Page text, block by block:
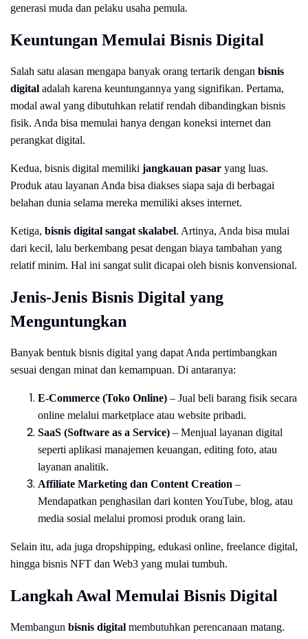
generasi muda dan pelaku usaha pemula.
Keuntungan Memulai Bisnis Digital
Salah satu alasan mengapa banyak orang tertarik dengan bisnis
digital adalah karena keuntungannya yang signifikan. Pertama,
modal awal yang dibutuhkan relatif rendah dibandingkan bisnis
fisik. Anda bisa memulai hanya dengan koneksi internet dan
perangkat digital.
Kedua, bisnis digital memiliki jangkauan pasar yang luas.
Produk atau layanan Anda bisa diakses siapa saja di berbagai
belahan dunia selama mereka memiliki akses internet.
Ketiga, bisnis digital sangat skalabel. Artinya, Anda bisa mulai
dari kecil, lalu berkembang pesat dengan biaya tambahan yang
relatif minim. Hal ini sangat sulit dicapai oleh bisnis konvensional.
Jenis-Jenis Bisnis Digital yang
Menguntungkan
Banyak bentuk bisnis digital yang dapat Anda pertimbangkan
sesuai dengan minat dan kemampuan. Di antaranya:
E-Commerce (Toko Online) – Jual beli barang fisik secara
online melalui marketplace atau website pribadi.
SaaS (Software as a Service) – Menjual layanan digital
seperti aplikasi manajemen keuangan, editing foto, atau
layanan analitik.
Affiliate Marketing dan Content Creation –
Mendapatkan penghasilan dari konten YouTube, blog, atau
media sosial melalui promosi produk orang lain.
Selain itu, ada juga dropshipping, edukasi online, freelance digital,
hingga bisnis NFT dan Web3 yang mulai tumbuh.
Langkah Awal Memulai Bisnis Digital
Membangun bisnis digital membutuhkan perencanaan matang.